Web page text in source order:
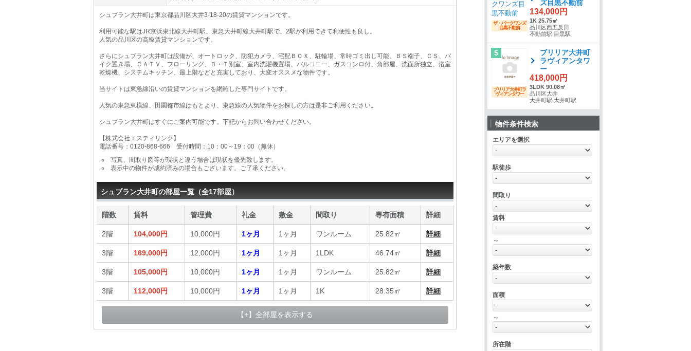
シュブラン大井町は東京都品川区大井3-18-20の賃貸マンションです。
利用可能な駅はJR京浜東北線大井町駅、東急大井町線大井町駅で、2駅が利用できて利便性も良し。
人気の品川区の高級賃貸マンションです。
さらにシュブラン大井町は設備が、オートロック、防犯カメラ、宅配ＢＯＸ、駐輪場、常時ゴミ出し可能、ＢＳ端子、ＣＳ、バ
イク置き場、ＣＡＴＶ、フローリング、Ｂ・Ｔ別室、室内洗濯機置場、バルコニー、ガスコンロ付、角部屋、洗面所独立、浴室
乾燥機、システムキッチン、最上階などと充実しており、大変オススメな物件です。
当サイトは東急線沿いの賃貸マンションを網羅した専門サイトです。
人気の東急東横線、田園都市線はもとより、東急線の人気物件をお探しの方は是非ご利用ください。
シュブラン大井町はすぐにご案内可能です。下記からお問い合わせください。
【株式会社エスティリンク】
電話番号：0120-868-666 受付時間：10：00～19：00（無休）
写真、間取り図等が現状と違う場合は現状を優先致します。
表示中の物件が成約済みの場合もございます。ご了承ください。
シュブラン大井町の部屋一覧（全17部屋）
階数 賃料 管理費 礼金 敷金 間取り 専有面積 詳細
2階 104,000円 10,000円 1ヶ月 1ヶ月 ワンルーム 25.82㎡ 詳細
3階 169,000円 12,000円 1ヶ月 1ヶ月 1LDK 46.74㎡ 詳細
3階 105,000円 10,000円 1ヶ月 1ヶ月 ワンルーム 25.82㎡ 詳細
3階 112,000円 10,000円 1ヶ月 1ヶ月 1K 28.35㎡ 詳細
【+】全部屋を表示する
ザ・パークワンズ
目黒不動前
ズ目黒不動前
134,000円
1K 25.75㎡
品川区西五反田
不動前駅 目黒駅
5
ブリリア大井町ラ
ヴィアンタワー
ブリリア大井町
ラヴィアンタワ
ー
418,000円
3LDK 90.08㎡
品川区大井
大井町駅 大井町駅
物件条件検索
エリアを選択
駅徒歩
間取り
賃料
～
築年数
面積
～
所在階